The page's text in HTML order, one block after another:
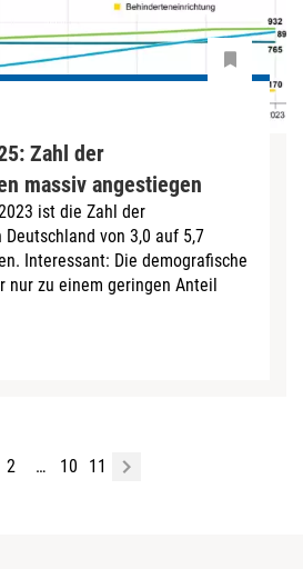
Zahl der
massiv angestiegen
ist die Zahl der
von 3,0 auf 5,7
Interessant: Die demografische
nur zu einem geringen Anteil
2 … 10 11